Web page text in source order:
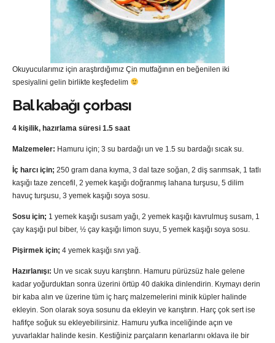
Okuyucularımız için araştırdığımız Çin mutfağının en beğenilen iki
spesiyalini gelin birlikte keşfedelim
Bal kabağı çorbası
4 kişilik, hazırlama süresi 1.5 saat
Malzemeler: Hamuru için; 3 su bardağı un ve 1.5 su bardağı sıcak su.
İç harcı için; 250 gram dana kıyma, 3 dal taze soğan, 2 diş sarımsak, 1 tatlı
kaşığı taze zencefil, 2 yemek kaşığı doğranmış lahana turşusu, 5 dilim
havuç turşusu, 3 yemek kaşığı soya sosu.
Sosu için; 1 yemek kaşığı susam yağı, 2 yemek kaşığı kavrulmuş susam, 1
çay kaşığı pul biber, ½ çay kaşığı limon suyu, 5 yemek kaşığı soya sosu.
Pişirmek için; 4 yemek kaşığı sıvı yağ.
Hazırlanışı: Un ve sıcak suyu karıştırın. Hamuru pürüzsüz hale gelene
kadar yoğurduktan sonra üzerini örtüp 40 dakika dinlendirin. Kıymayı derin
bir kaba alın ve üzerine tüm iç harç malzemelerini minik küpler halinde
ekleyin. Son olarak soya sosunu da ekleyin ve karıştırın. Harç çok sert ise
hafifçe soğuk su ekleyebilirsiniz. Hamuru yufka inceliğinde açın ve
yuvarlaklar halinde kesin. Kestiğiniz parçaların kenarlarını oklava ile bir